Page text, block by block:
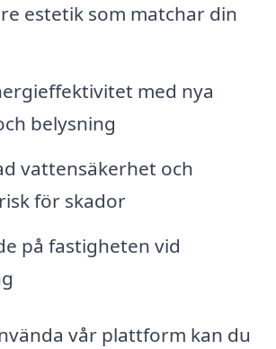
estetik som matchar din
med nya
belysning
vattensäkerhet och
för skador
på fastigheten vid
vår plattform kan du